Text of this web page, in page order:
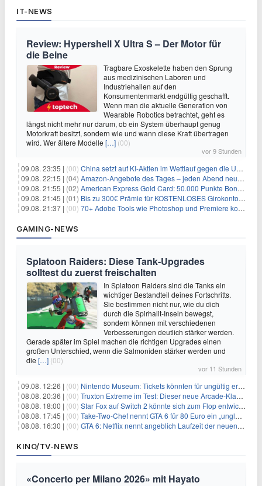
IT-NEWS
Review: Hypershell X Ultra S – Der Motor für
die Beine
Tragbare Exoskelette haben den Sprung
aus medizinischen Laboren und
Industriehallen auf den
Konsumentenmarkt endgültig geschafft.
Wenn man die aktuelle Generation von
Wearable Robotics betrachtet, geht es
längst nicht mehr nur darum, ob ein System überhaupt genug
Motorkraft besitzt, sondern wie und wann diese Kraft übertragen
wird. Wer ältere Modelle […] (00)
vor 9 Stunden
09.08. 23:35 | (00) China setzt auf KI-Aktien im Wettlauf gegen die USA um Chip- und Technologiedominanz
09.08. 22:15 | (04) Amazon-Angebote des Tages – jeden Abend neue Deals zum Stöbern
09.08. 21:55 | (02) American Express Gold Card: 50.000 Punkte Bonus + Metall-Kreditkarte
09.08. 21:45 | (01) Bis zu 300€ Prämie für KOSTENLOSES Girokonto bei der Santander – 50€ schon nach 1 Woche!
09.08. 21:37 | (00) 70+ Adobe Tools wie Photoshop und Premiere kostenlos in ChatGPT
GAMING-NEWS
Splatoon Raiders: Diese Tank-Upgrades
solltest du zuerst freischalten
In Splatoon Raiders sind die Tanks ein
wichtiger Bestandteil deines Fortschritts.
Sie bestimmen nicht nur, wie du dich
durch die Spirhalit-Inseln bewegst,
sondern können mit verschiedenen
Verbesserungen deutlich stärker werden.
Gerade später im Spiel machen die richtigen Upgrades einen
großen Unterschied, wenn die Salmoniden stärker werden und
die […] (00)
vor 11 Stunden
09.08. 12:26 | (00) Nintendo Museum: Tickets könnten für ungültig erklärt werden!
08.08. 20:36 | (00) Truxton Extreme im Test: Dieser neue Arcade-Klassiker verzeiht dir gar nichts
08.08. 18:00 | (00) Star Fox auf Switch 2 könnte sich zum Flop entwickeln
08.08. 17:45 | (00) Take-Two-Chef nennt GTA 6 für 80 Euro ein „unglaubliches Schnäppchen“
08.08. 16:30 | (00) GTA 6: Netflix nennt angeblich Laufzeit der neuen Gameplay-Präsentation
KINO/TV-NEWS
«Concerto per Milano 2026» mit Hayato